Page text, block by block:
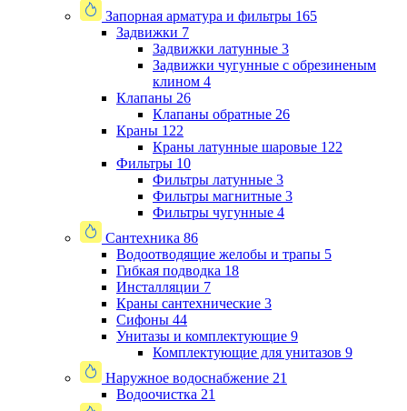
Запорная арматура и фильтры 165
Задвижки 7
Задвижки латунные 3
Задвижки чугунные с обрезиненым
клином 4
Клапаны 26
Клапаны обратные 26
Краны 122
Краны латунные шаровые 122
Фильтры 10
Фильтры латунные 3
Фильтры магнитные 3
Фильтры чугунные 4
Сантехника 86
Водоотводящие желобы и трапы 5
Гибкая подводка 18
Инсталляции 7
Краны сантехнические 3
Сифоны 44
Унитазы и комплектующие 9
Комплектующие для унитазов 9
Наружное водоснабжение 21
Водоочистка 21